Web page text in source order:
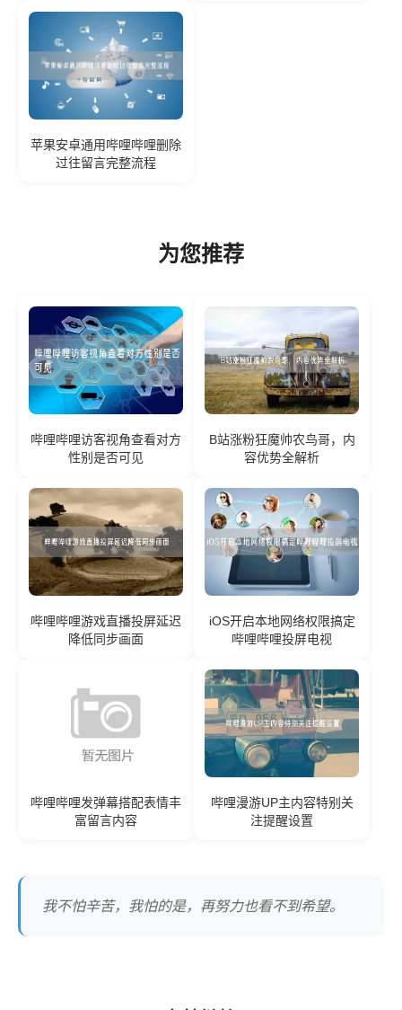
苹果安卓通用哔哩哔哩删除
过往留言完整流程
为您推荐
哔哩哔哩访客视角查看对方
性别是否可见
B站涨粉狂魔帅农鸟哥，内
容优势全解析
哔哩哔哩游戏直播投屏延迟
降低同步画面
iOS开启本地网络权限搞定
哔哩哔哩投屏电视
哔哩哔哩发弹幕搭配表情丰
富留言内容
哔哩漫游UP主内容特别关
注提醒设置
我不怕辛苦，我怕的是，再努力也看不到希望。